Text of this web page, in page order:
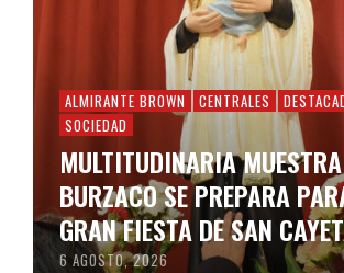
ALMIRANTE BROWN CENTRALES
SOCIEDAD
MULTITUDINARIA
BURZACO SE PREPARA
GRAN FIESTA DE SAN
6 AGOSTO, 2026